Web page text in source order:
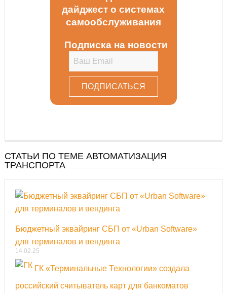
Подписка на новости
СТАТЬИ ПО ТЕМЕ АВТОМАТИЗАЦИЯ
ТРАНСПОРТА
Бюджетный эквайринг СБП от «Urban Software»
для терминалов и вендинга
14.02.25
ГК «Терминальные Технологии» создала
российский считыватель карт для банкоматов